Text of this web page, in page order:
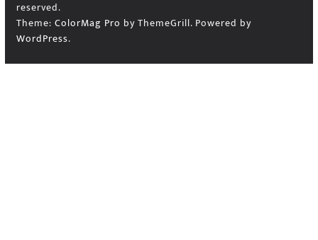
reserved.
Theme: ColorMag Pro by ThemeGrill. Powered by
WordPress.